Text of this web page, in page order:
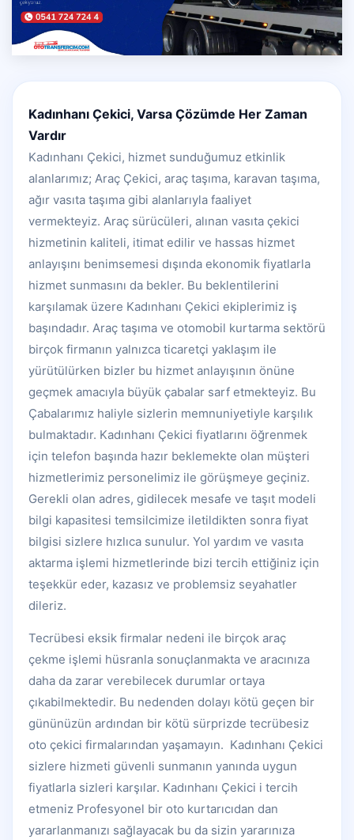
Kadınhanı Çekici, Varsa Çözümde Her Zaman
Vardır
Kadınhanı Çekici, hizmet sunduğumuz etkinlik
alanlarımız; Araç Çekici, araç taşıma, karavan taşıma,
ağır vasıta taşıma gibi alanlarıyla faaliyet
vermekteyiz. Araç sürücüleri, alınan vasıta çekici
hizmetinin kaliteli, itimat edilir ve hassas hizmet
anlayışını benimsemesi dışında ekonomik fiyatlarla
hizmet sunmasını da bekler. Bu beklentilerini
karşılamak üzere Kadınhanı Çekici ekiplerimiz iş
başındadır. Araç taşıma ve otomobil kurtarma sektörü
birçok firmanın yalnızca ticaretçi yaklaşım ile
yürütülürken bizler bu hizmet anlayışının önüne
geçmek amacıyla büyük çabalar sarf etmekteyiz. Bu
Çabalarımız haliyle sizlerin memnuniyetiyle karşılık
bulmaktadır. Kadınhanı Çekici fiyatlarını öğrenmek
için telefon başında hazır beklemekte olan müşteri
hizmetlerimiz personelimiz ile görüşmeye geçiniz.
Gerekli olan adres, gidilecek mesafe ve taşıt modeli
bilgi kapasitesi temsilcimize iletildikten sonra fiyat
bilgisi sizlere hızlıca sunulur. Yol yardım ve vasıta
aktarma işlemi hizmetlerinde bizi tercih ettiğiniz için
teşekkür eder, kazasız ve problemsiz seyahatler
dileriz.
Tecrübesi eksik firmalar nedeni ile birçok araç
çekme işlemi hüsranla sonuçlanmakta ve aracınıza
daha da zarar verebilecek durumlar ortaya
çıkabilmektedir. Bu nedenden dolayı kötü geçen bir
gününüzün ardından bir kötü sürprizde tecrübesiz
oto çekici firmalarından yaşamayın. Kadınhanı Çekici
sizlere hizmeti güvenli sunmanın yanında uygun
fiyatlarla sizleri karşılar. Kadınhanı Çekici i tercih
etmeniz Profesyonel bir oto kurtarıcıdan dan
yararlanmanızı sağlayacak bu da sizin yararınıza